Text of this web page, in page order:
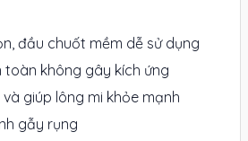
đầu chuốt mềm dễ sử dụng
toàn không gây kích ứng
giúp lông mi khỏe mạnh
gẫy rụng